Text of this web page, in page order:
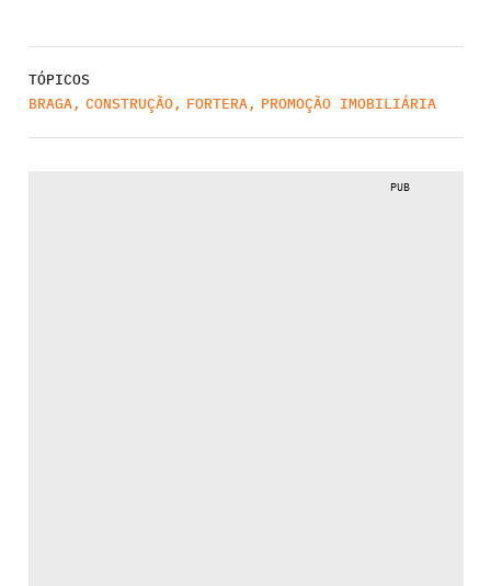
TÓPICOS
BRAGA, CONSTRUÇÃO, FORTERA, PROMOÇÃO IMOBILIÁRIA
PUB